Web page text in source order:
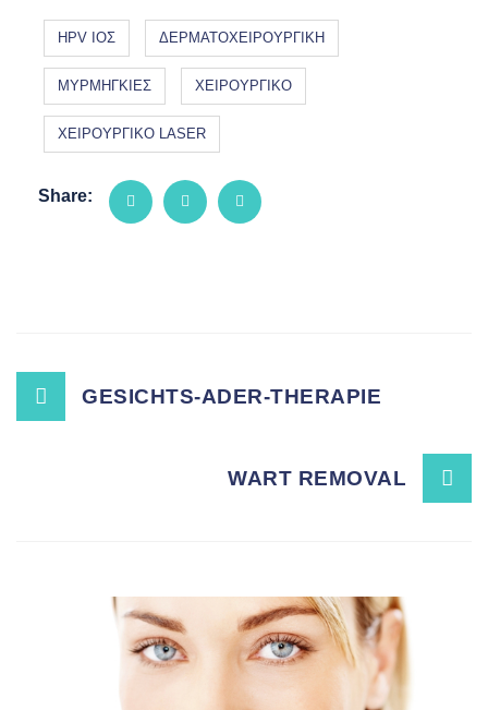
HPV ΙΟΣ ΔΕΡΜΑΤΟΧΕΙΡΟΥΡΓΙΚΗ
ΜΥΡΜΗΓΚΙΕΣ ΧΕΙΡΟΥΡΓΙΚΟ
ΧΕΙΡΟΥΡΓΙΚΟ LASER
Share:
Post
navigation
GESICHTS-ADER-THERAPIE
WART REMOVAL